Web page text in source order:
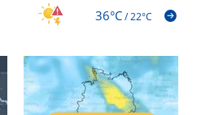
36°C/22°C